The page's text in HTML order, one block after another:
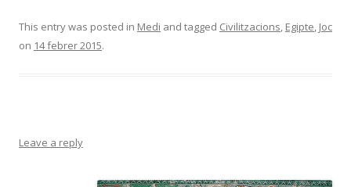
e
b
k
itt
er
m
This entry was posted in Medi and tagged Civilitzacions, Egipte, Joc
on 14 febrer 2015.
Leave a reply